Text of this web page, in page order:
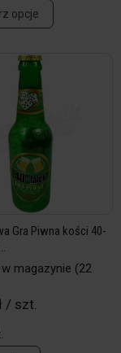
opcje
Gra Piwna kości 40-
magazynie (22
/ szt.